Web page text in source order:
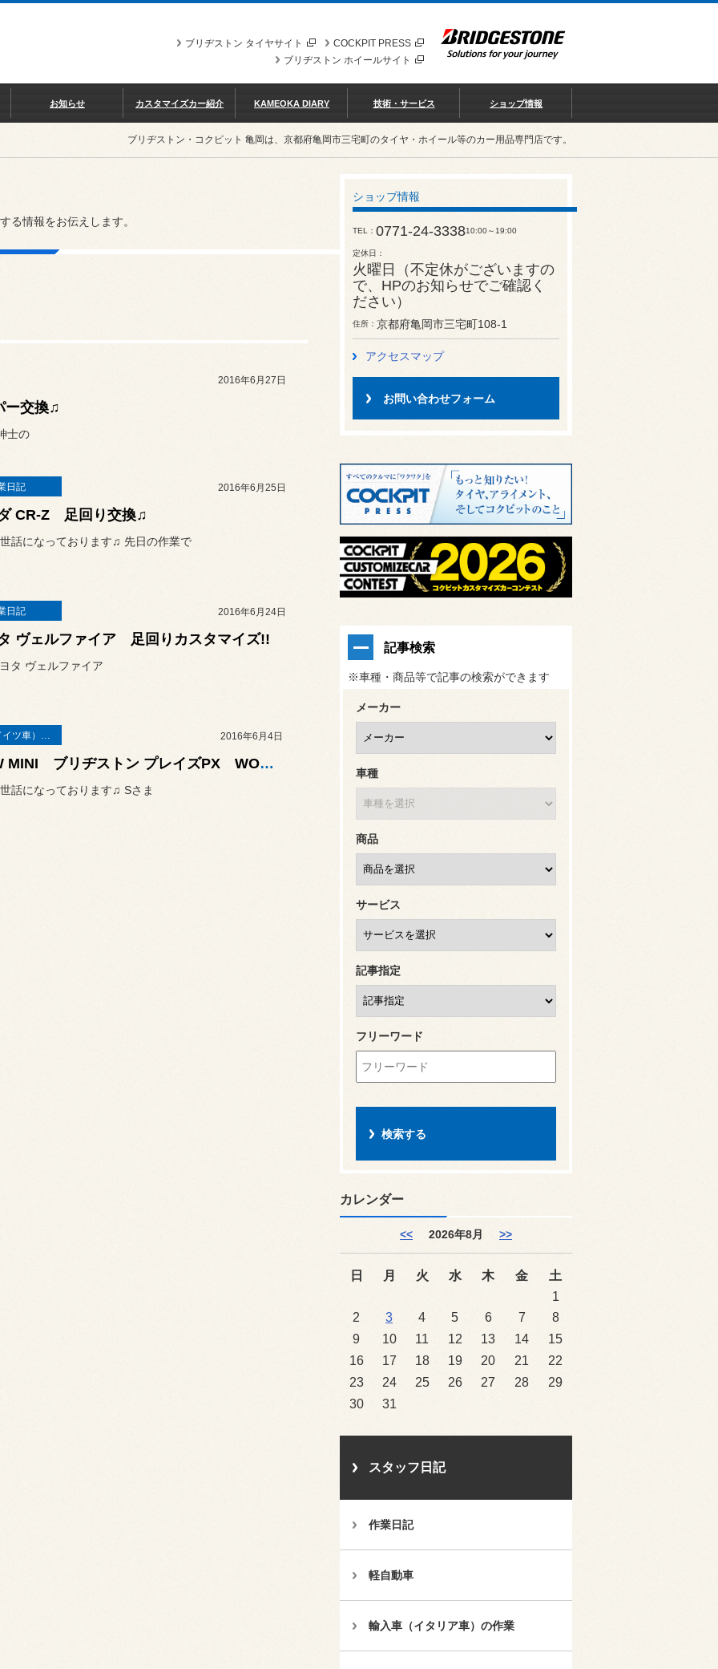
COCKPIT PRESS
ブリヂストン タイヤサイト
ブリヂストン ホイールサイト
お知らせ カスタマイズカー紹介 KAMEOKA DIARY 技術・サービス ショップ情報
ブリヂストン・コクピット 亀岡は、京都府亀岡市三宅町のタイヤ・ホイール等のカー用品専門店です。
る情報をお伝えします。
2016年6月27日
ー交換♫
士の
日記 2016年6月25日
CR-Z 足回り交換♫
話になっております♫ 先日の作業で
日記 2016年6月24日
ヴェルファイア 足回りカスタマイズ!!
タ ヴェルファイア
輸入車（ドイツ車）の作業 2016年6月4日
BMW MINI ブリヂストン プレイズPX WORKシーカー 取り付け♫
話になっております♫ Sさま
ショップ情報
TEL 0771-24-333810:00～19:00
定休日
火曜日（不定休がございますの
で、HPのお知らせでご確認く
ださい）
住所 京都府亀岡市三宅町108-1
アクセスマップ
お問い合わせフォーム
記事検索
※車種・商品等で記事の検索ができます
メーカー
車種
商品
サービス
記事指定
フリーワード
カレンダー
<< 2026年8月 >>
日 月 火 水 木 金
土
1
2
3 4 5 6 7
8
9
10 11 12 13 14
15
16
17 18 19 20 21
22
23
24 25 26 27 28
29
30
31
スタッフ日記
作業日記
軽自動車
輸入車（イタリア車）の作業